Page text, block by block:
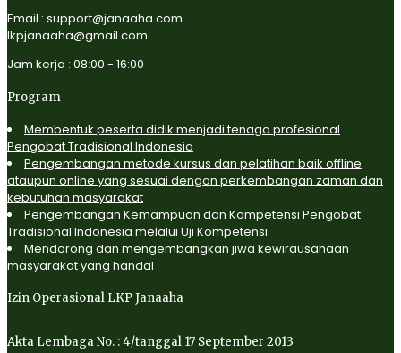
Email : support@janaaha.com
lkpjanaaha@gmail.com
Jam kerja : 08:00 - 16:00
Program
Membentuk peserta didik menjadi tenaga profesional
Pengobat Tradisional Indonesia
Pengembangan metode kursus dan pelatihan baik offline
ataupun online yang sesuai dengan perkembangan zaman dan
kebutuhan masyarakat
Pengembangan Kemampuan dan Kompetensi Pengobat
Tradisional Indonesia melalui Uji Kompetensi
Mendorong dan mengembangkan jiwa kewirausahaan
masyarakat yang handal
Izin Operasional LKP Janaaha
Akta Lembaga No. : 4/tanggal 17 September 2013